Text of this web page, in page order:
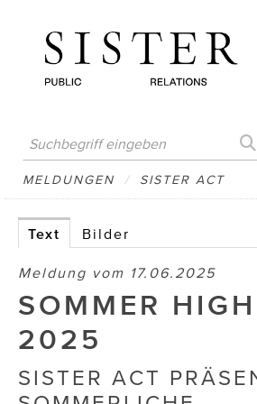
MELDUNGEN
AUSTRIAN PRESS DAY
ATELIER FĒ.
CUBE
MELDUNGEN / SISTER ACT
Text Bilder
Meldung vom 17.06.2025
SOMMER
2025
SISTER ACT